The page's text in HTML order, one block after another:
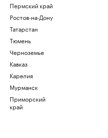
Пермский край
Ростов-на-Дону
Татарстан
Тюмень
Черноземье
Кавказ
Карелия
Мурманск
Приморский
край